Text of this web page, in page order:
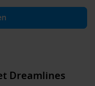
Dreamlines